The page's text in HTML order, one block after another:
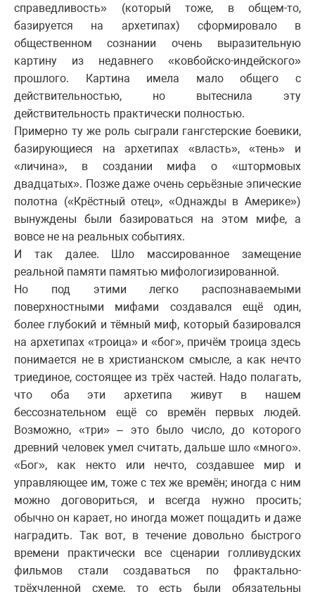
справедливость» (который тоже, в общем-то,
базируется на архетипах) сформировало в
общественном сознании очень выразительную
картину из недавнего «ковбойско-индейского»
прошлого. Картина имела мало общего с
действительностью, но вытеснила эту
действительность практически полностью.
Примерно ту же роль сыграли гангстерские боевики,
базирующиеся на архетипах «власть», «тень» и
«личина», в создании мифа о «штормовых
двадцатых». Позже даже очень серьёзные эпические
полотна («Крёстный отец», «Однажды в Америке»)
вынуждены были базироваться на этом мифе, а
вовсе не на реальных событиях.
И так далее. Шло массированное замещение
реальной памяти памятью мифологизированной.
Но под этими легко распознаваемыми
поверхностными мифами создавался ещё один,
более глубокий и тёмный миф, который базировался
на архетипах «троица» и «бог», причём троица здесь
понимается не в христианском смысле, а как нечто
триединое, состоящее из трёх частей. Надо полагать,
что оба эти архетипа живут в нашем
бессознательном ещё со времён первых людей.
Возможно, «три» – это было число, до которого
древний человек умел считать, дальше шло «много».
«Бог», как некто или нечто, создавшее мир и
управляющее им, тоже с тех же времён; иногда с ним
можно договориться, и всегда нужно просить;
обычно он карает, но иногда может пощадить и даже
наградить. Так вот, в течение довольно быстрого
времени практически все сценарии голливудских
фильмов стали создаваться по фрактально-
трёхчленной схеме, то есть были обязательны